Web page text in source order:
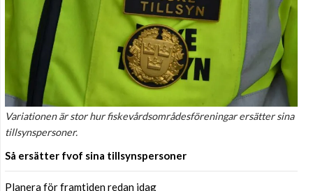
Variationen är stor hur fiskevårdsområdesföreningar ersätter sina
tillsynspersoner.
Så ersätter fvof sina tillsynspersoner
Planera för framtiden redan idag